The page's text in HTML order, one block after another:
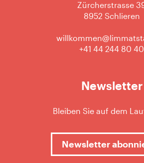
Zürcherstrasse
8952 Schlieren
+41 44 244 80 40
Newsletter
Bleiben Sie auf dem
Newsletter